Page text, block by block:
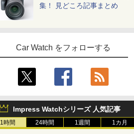
集！ 見どころ記事まとめ
Car Watch をフォローする
Impress Watchシリーズ 人気記事
1時間 24時間 1週間 1カ月